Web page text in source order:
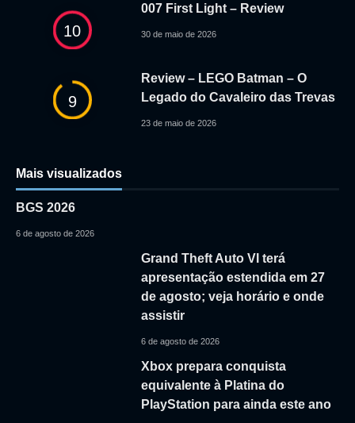
10
007 First Light – Review
30 de maio de 2026
9
Review – LEGO Batman – O
Legado do Cavaleiro das Trevas
23 de maio de 2026
Mais visualizados
BGS 2026
6 de agosto de 2026
Grand Theft Auto VI terá
apresentação estendida em 27
de agosto; veja horário e onde
assistir
6 de agosto de 2026
Xbox prepara conquista
equivalente à Platina do
PlayStation para ainda este ano